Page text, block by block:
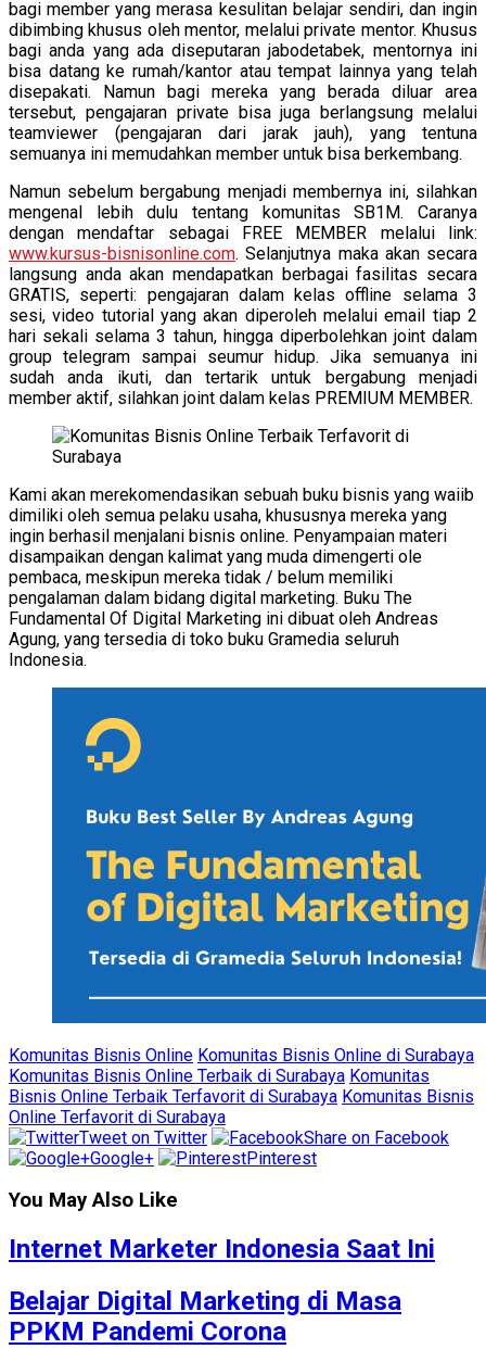
bagi member yang merasa kesulitan belajar sendiri, dan ingin
dibimbing khusus oleh mentor, melalui private mentor. Khusus
bagi anda yang ada diseputaran jabodetabek, mentornya ini
bisa datang ke rumah/kantor atau tempat lainnya yang telah
disepakati. Namun bagi mereka yang berada diluar area
tersebut, pengajaran private bisa juga berlangsung melalui
teamviewer (pengajaran dari jarak jauh), yang tentuna
semuanya ini memudahkan member untuk bisa berkembang.
Namun sebelum bergabung menjadi membernya ini, silahkan
mengenal lebih dulu tentang komunitas SB1M. Caranya
dengan mendaftar sebagai FREE MEMBER melalui link:
www.kursus-bisnisonline.com. Selanjutnya maka akan secara
langsung anda akan mendapatkan berbagai fasilitas secara
GRATIS, seperti: pengajaran dalam kelas offline selama 3
sesi, video tutorial yang akan diperoleh melalui email tiap 2
hari sekali selama 3 tahun, hingga diperbolehkan joint dalam
group telegram sampai seumur hidup. Jika semuanya ini
sudah anda ikuti, dan tertarik untuk bergabung menjadi
member aktif, silahkan joint dalam kelas PREMIUM MEMBER.
Kami akan merekomendasikan sebuah buku bisnis yang waiib
dimiliki oleh semua pelaku usaha, khususnya mereka yang
ingin berhasil menjalani bisnis online. Penyampaian materi
disampaikan dengan kalimat yang muda dimengerti ole
pembaca, meskipun mereka tidak / belum memiliki
pengalaman dalam bidang digital marketing. Buku The
Fundamental Of Digital Marketing ini dibuat oleh Andreas
Agung, yang tersedia di toko buku Gramedia seluruh
Indonesia.
Komunitas Bisnis Online Komunitas Bisnis Online di Surabaya
Komunitas Bisnis Online Terbaik di Surabaya Komunitas
Bisnis Online Terbaik Terfavorit di Surabaya Komunitas Bisnis
Online Terfavorit di Surabaya
Tweet on Twitter
Share on Facebook
Google+
Pinterest
You May Also Like
Internet Marketer Indonesia Saat Ini
Belajar Digital Marketing di Masa
PPKM Pandemi Corona